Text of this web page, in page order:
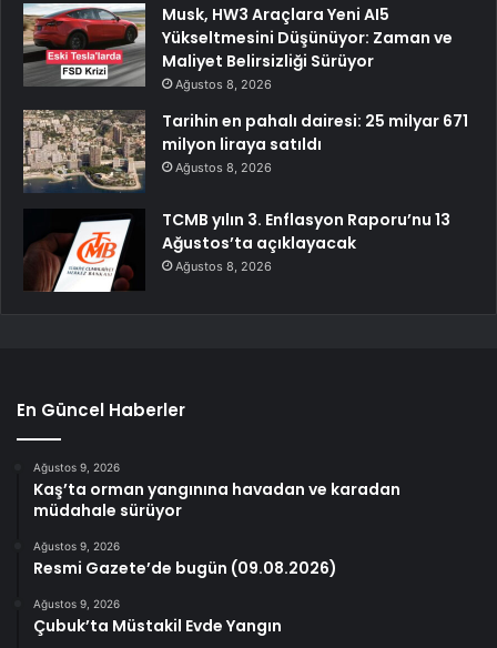
Musk, HW3 Araçlara Yeni AI5
Yükseltmesini Düşünüyor: Zaman ve
Maliyet Belirsizliği Sürüyor
Ağustos 8, 2026
Tarihin en pahalı dairesi: 25 milyar 671
milyon liraya satıldı
Ağustos 8, 2026
TCMB yılın 3. Enflasyon Raporu’nu 13
Ağustos’ta açıklayacak
Ağustos 8, 2026
En Güncel Haberler
Ağustos 9, 2026
Kaş’ta orman yangınına havadan ve karadan
müdahale sürüyor
Ağustos 9, 2026
Resmi Gazete’de bugün (09.08.2026)
Ağustos 9, 2026
Çubuk’ta Müstakil Evde Yangın